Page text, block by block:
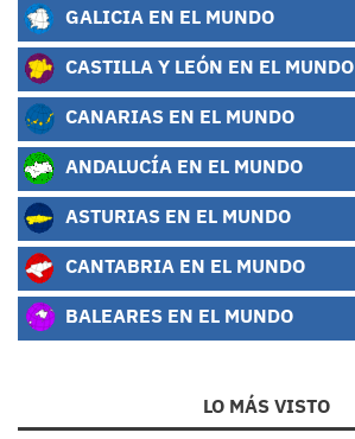
GALICIA EN EL MUNDO
CASTILLA Y LEÓN EN EL MUNDO
CANARIAS EN EL MUNDO
ANDALUCÍA EN EL MUNDO
ASTURIAS EN EL MUNDO
CANTABRIA EN EL MUNDO
BALEARES EN EL MUNDO
LO MÁS VISTO